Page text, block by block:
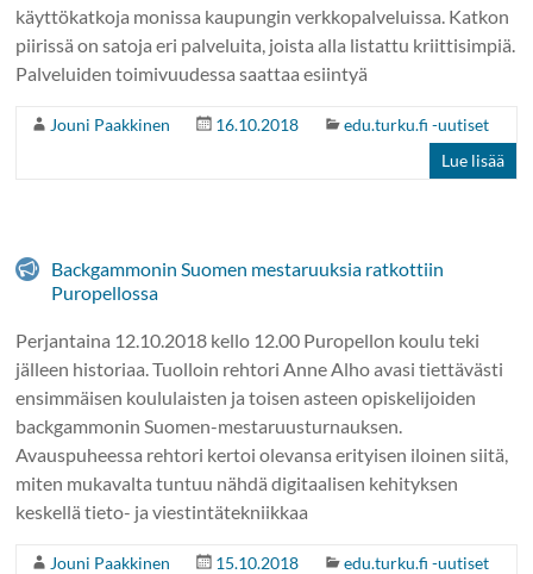
käyttökatkoja monissa kaupungin verkkopalveluissa. Katkon
piirissä on satoja eri palveluita, joista alla listattu kriittisimpiä.
Palveluiden toimivuudessa saattaa esiintyä
Jouni Paakkinen 16.10.2018
edu.turku.fi -uutiset
Lue lisää
Backgammonin Suomen mestaruuksia ratkottiin
Puropellossa
Perjantaina 12.10.2018 kello 12.00 Puropellon koulu teki
jälleen historiaa. Tuolloin rehtori Anne Alho avasi tiettävästi
ensimmäisen koululaisten ja toisen asteen opiskelijoiden
backgammonin Suomen-mestaruusturnauksen.
Avauspuheessa rehtori kertoi olevansa erityisen iloinen siitä,
miten mukavalta tuntuu nähdä digitaalisen kehityksen
keskellä tieto- ja viestintätekniikkaa
Jouni Paakkinen 15.10.2018
edu.turku.fi -uutiset